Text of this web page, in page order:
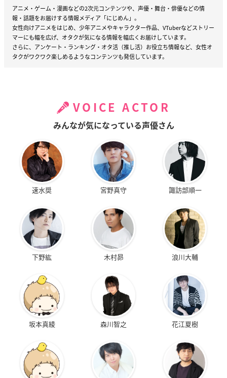
アニメ・ゲーム・漫画などの2次元コンテンツや、声優・舞台・俳優などの情
報・話題をお届けする情報メディア「にじめん」。
女性向けアニメをはじめ、少年アニメやキャラクター作品、VTuberなどストリー
マーにも幅を広げ、オタクが気になる情報を幅広くお届けしています。
さらに、アンケート・ランキング・オタ活（推し活）お役立ち情報など、女性オ
タクがワクワク楽しめるようなコンテンツも発信しています。
VOICE ACTOR
みんなが気になっている声優さん
速水奨 宮野真守 諏訪部順一
下野紘 木村昴 浪川大輔
坂本真綾 森川智之 花江夏樹